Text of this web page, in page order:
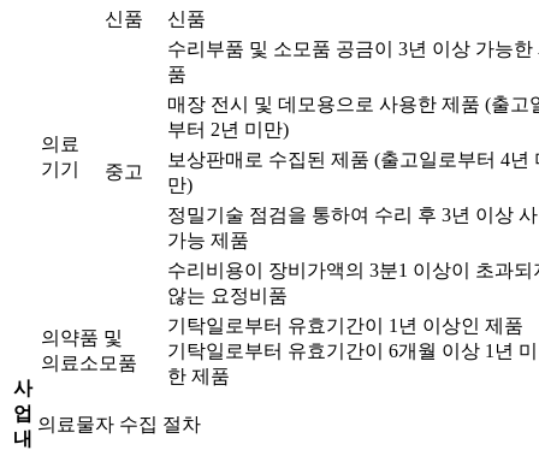
사
업
내
의료
기기
신품 신품
중고
수리부품 및 소모품 공금이 3년 이상 가능한
품
매장 전시 및 데모용으로 사용한 제품 (출고
부터 2년 미만)
보상판매로 수집된 제품 (출고일로부터 4년
만)
정밀기술 점검을 통하여 수리 후 3년 이상
가능 제품
수리비용이 장비가액의 3분1 이상이 초과되
않는 요정비품
의약품 및
의료소모품
기탁일로부터 유효기간이 1년 이상인 제품
기탁일로부터 유효기간이 6개월 이상 1년
한 제품
의료물자 수집 절차